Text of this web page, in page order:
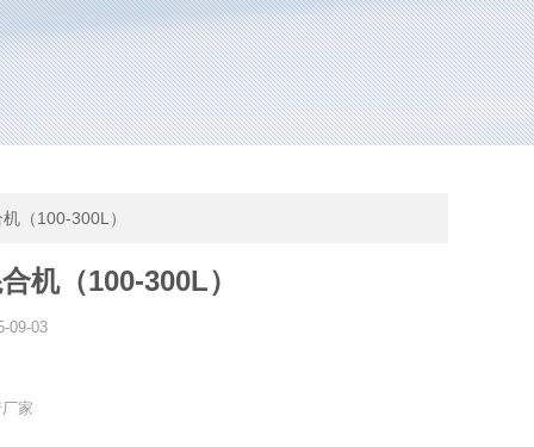
（100-300L）
机（100-300L）
09-03
家